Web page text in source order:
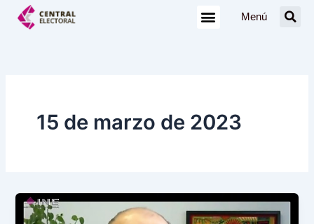
Menú
15 de marzo de 2023